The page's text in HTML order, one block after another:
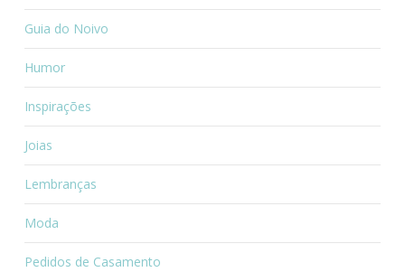
Guia do Noivo
Humor
Inspirações
Joias
Lembranças
Moda
Pedidos de Casamento